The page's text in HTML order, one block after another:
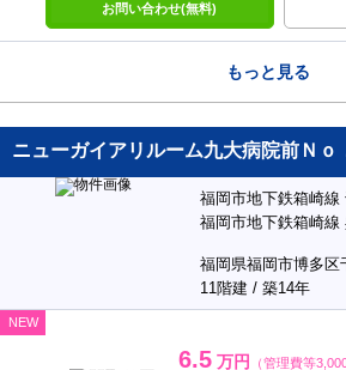
お問い合わせ(無料)
もっと見る
ニューガイアリルーム九大病院前Ｎｏ
福岡市地下鉄箱崎線
福岡市地下鉄箱崎線
福岡県福岡市博多区
11階建 / 築14年
NEW
6.5 万円 （管理費等